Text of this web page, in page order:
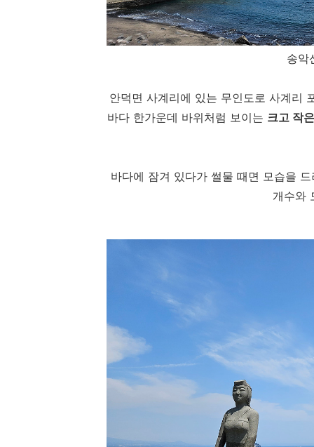
송악
안덕면 사계리에 있는 무인도로 사계리
바다 한가운데 바위처럼 보이는 크고 작
바다에 잠겨 있다가 썰물 때면 모습을
개수와